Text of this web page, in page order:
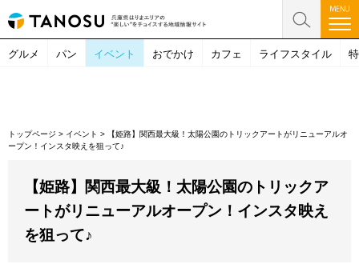
グルメ パン イベント おでかけ カフェ ライフスタイル
トップページ > イベント >
【姫路】関西最大級！太陽公園のトリックアートがリニューアルオ
ープン！インスタ映えを狙って♪
【姫路】関西最大級！太陽公園のトリックア
ートがリニューアルオープン！インスタ映え
を狙って♪